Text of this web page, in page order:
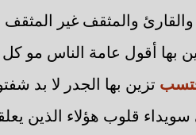
والقارئ والمثقف غير
بها أقول عامة الناس مو
تزين بها الجدر لا بد
قلوب هؤلاء الذين